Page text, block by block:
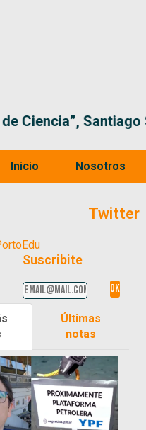
Ciencia”, Santiago
Inicio Nosotros
Twitter
Suscribite
Últimas
notas